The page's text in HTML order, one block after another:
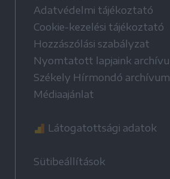
Adatvédelmi tájékoztató
Cookie-kezelési tájékoztató
Hozzászólási szabályzat
Nyomtatott lapjaink
Székely Hírmondó
Médiaajánlat
Látogatottsági adatok
Sütibeállítások